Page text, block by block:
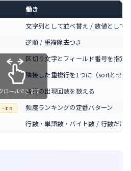
働き
文字列として並べ替え / 数値として
逆順 / 重複除去つき
区切り文字とフィールド番号を指定
隣接した重複行を1つに（sortとセッ
各行の出現回数を数える
rn 頻度ランキングの定番パターン
行数・単語数・バイト数 / 行数だけ
ロールできます